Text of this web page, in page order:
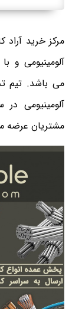
آلومینیومی و
می باشد. تیم
آلومینیومی
مشتریان عرضه